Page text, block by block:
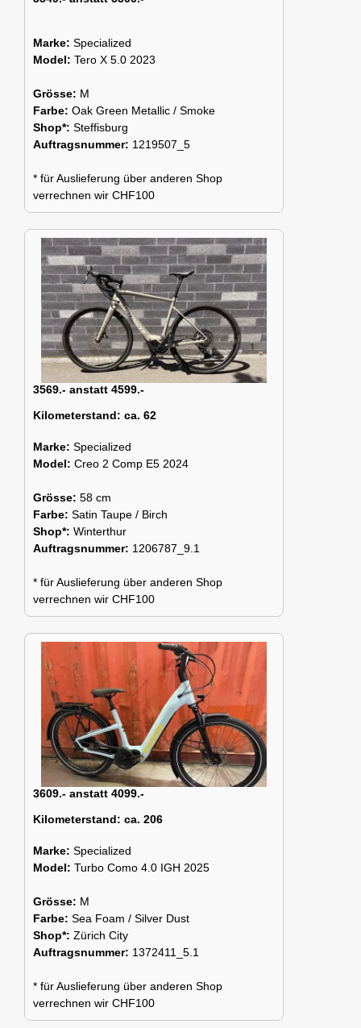
Marke: Specialized
Model: Tero X 5.0 2023
Grösse: M
Farbe: Oak Green Metallic / Smoke
Shop*: Steffisburg
Auftragsnummer: 1219507_5
* für Auslieferung über anderen Shop
verrechnen wir CHF100
3569.- anstatt 4599.-
Kilometerstand: ca. 62
Marke: Specialized
Model: Creo 2 Comp E5 2024
Grösse: 58 cm
Farbe: Satin Taupe / Birch
Shop*: Winterthur
Auftragsnummer: 1206787_9.1
* für Auslieferung über anderen Shop
verrechnen wir CHF100
3609.- anstatt 4099.-
Kilometerstand: ca. 206
Marke: Specialized
Model: Turbo Como 4.0 IGH 2025
Grösse: M
Farbe: Sea Foam / Silver Dust
Shop*: Zürich City
Auftragsnummer: 1372411_5.1
* für Auslieferung über anderen Shop
verrechnen wir CHF100